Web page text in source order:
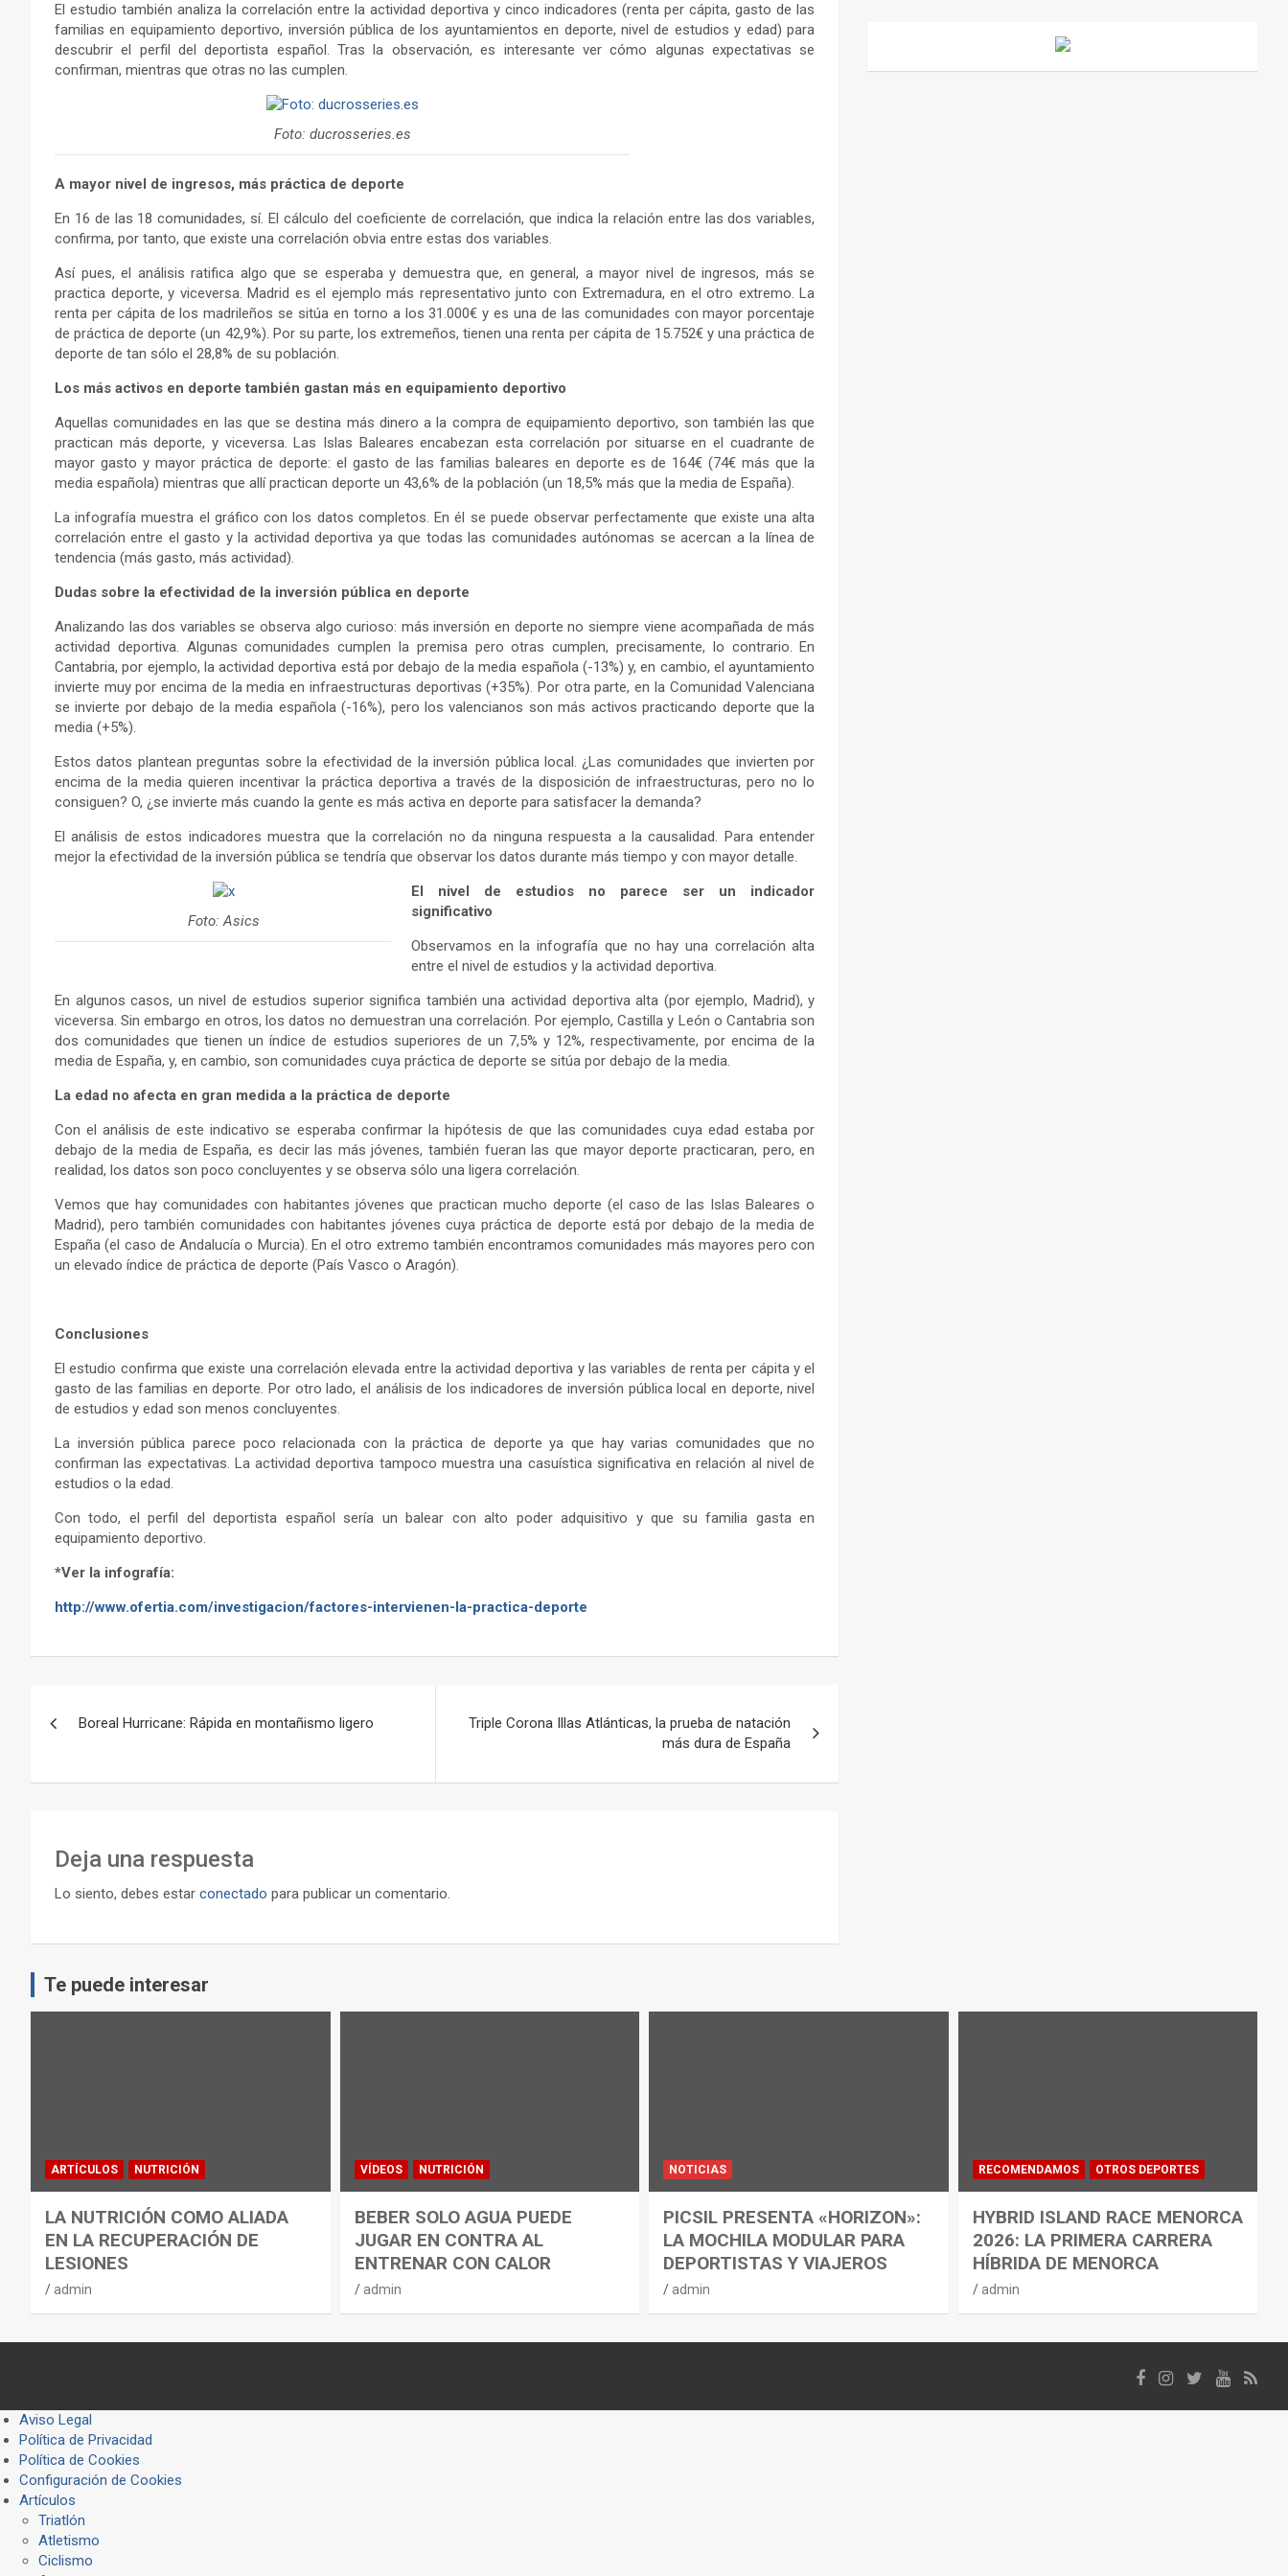
El estudio también analiza la correlación entre la actividad deportiva y cinco indicadores (renta per cápita, gasto de las
familias en equipamiento deportivo, inversión pública de los ayuntamientos en deporte, nivel de estudios y edad) para
descubrir el perfil del deportista español. Tras la observación, es interesante ver cómo algunas expectativas se
confirman, mientras que otras no las cumplen.
Foto: ducrosseries.es
A mayor nivel de ingresos, más práctica de deporte
En 16 de las 18 comunidades, sí. El cálculo del coeficiente de correlación, que indica la relación entre las dos variables,
confirma, por tanto, que existe una correlación obvia entre estas dos variables.
Así pues, el análisis ratifica algo que se esperaba y demuestra que, en general, a mayor nivel de ingresos, más se
practica deporte, y viceversa. Madrid es el ejemplo más representativo junto con Extremadura, en el otro extremo. La
renta per cápita de los madrileños se sitúa en torno a los 31.000€ y es una de las comunidades con mayor porcentaje
de práctica de deporte (un 42,9%). Por su parte, los extremeños, tienen una renta per cápita de 15.752€ y una práctica de
deporte de tan sólo el 28,8% de su población.
Los más activos en deporte también gastan más en equipamiento deportivo
Aquellas comunidades en las que se destina más dinero a la compra de equipamiento deportivo, son también las que
practican más deporte, y viceversa. Las Islas Baleares encabezan esta correlación por situarse en el cuadrante de
mayor gasto y mayor práctica de deporte: el gasto de las familias baleares en deporte es de 164€ (74€ más que la
media española) mientras que allí practican deporte un 43,6% de la población (un 18,5% más que la media de España).
La infografía muestra el gráfico con los datos completos. En él se puede observar perfectamente que existe una alta
correlación entre el gasto y la actividad deportiva ya que todas las comunidades autónomas se acercan a la línea de
tendencia (más gasto, más actividad).
Dudas sobre la efectividad de la inversión pública en deporte
Analizando las dos variables se observa algo curioso: más inversión en deporte no siempre viene acompañada de más
actividad deportiva. Algunas comunidades cumplen la premisa pero otras cumplen, precisamente, lo contrario. En
Cantabria, por ejemplo, la actividad deportiva está por debajo de la media española (-13%) y, en cambio, el ayuntamiento
invierte muy por encima de la media en infraestructuras deportivas (+35%). Por otra parte, en la Comunidad Valenciana
se invierte por debajo de la media española (-16%), pero los valencianos son más activos practicando deporte que la
media (+5%).
Estos datos plantean preguntas sobre la efectividad de la inversión pública local. ¿Las comunidades que invierten por
encima de la media quieren incentivar la práctica deportiva a través de la disposición de infraestructuras, pero no lo
consiguen? O, ¿se invierte más cuando la gente es más activa en deporte para satisfacer la demanda?
El análisis de estos indicadores muestra que la correlación no da ninguna respuesta a la causalidad. Para entender
mejor la efectividad de la inversión pública se tendría que observar los datos durante más tiempo y con mayor detalle.
Foto: Asics
El nivel de estudios no parece ser un indicador
significativo
Observamos en la infografía que no hay una correlación alta
entre el nivel de estudios y la actividad deportiva.
En algunos casos, un nivel de estudios superior significa también una actividad deportiva alta (por ejemplo, Madrid), y
viceversa. Sin embargo en otros, los datos no demuestran una correlación. Por ejemplo, Castilla y León o Cantabria son
dos comunidades que tienen un índice de estudios superiores de un 7,5% y 12%, respectivamente, por encima de la
media de España, y, en cambio, son comunidades cuya práctica de deporte se sitúa por debajo de la media.
La edad no afecta en gran medida a la práctica de deporte
Con el análisis de este indicativo se esperaba confirmar la hipótesis de que las comunidades cuya edad estaba por
debajo de la media de España, es decir las más jóvenes, también fueran las que mayor deporte practicaran, pero, en
realidad, los datos son poco concluyentes y se observa sólo una ligera correlación.
Vemos que hay comunidades con habitantes jóvenes que practican mucho deporte (el caso de las Islas Baleares o
Madrid), pero también comunidades con habitantes jóvenes cuya práctica de deporte está por debajo de la media de
España (el caso de Andalucía o Murcia). En el otro extremo también encontramos comunidades más mayores pero con
un elevado índice de práctica de deporte (País Vasco o Aragón).
Conclusiones
El estudio confirma que existe una correlación elevada entre la actividad deportiva y las variables de renta per cápita y el
gasto de las familias en deporte. Por otro lado, el análisis de los indicadores de inversión pública local en deporte, nivel
de estudios y edad son menos concluyentes.
La inversión pública parece poco relacionada con la práctica de deporte ya que hay varias comunidades que no
confirman las expectativas. La actividad deportiva tampoco muestra una casuística significativa en relación al nivel de
estudios o la edad.
Con todo, el perfil del deportista español sería un balear con alto poder adquisitivo y que su familia gasta en
equipamiento deportivo.
*Ver la infografía:
http://www.ofertia.com/investigacion/factores-intervienen-la-practica-deporte
entradas
Boreal Hurricane: Rápida en montañismo ligero
Triple Corona Illas Atlánticas, la prueba de natación
más dura de España
Deja una respuesta
Lo siento, debes estar conectado para publicar un comentario.
Te puede interesar
ARTÍCULOS NUTRICIÓN
LA NUTRICIÓN COMO ALIADA
EN LA RECUPERACIÓN DE
LESIONES
admin
VÍDEOS NUTRICIÓN
BEBER SOLO AGUA PUEDE
JUGAR EN CONTRA AL
ENTRENAR CON CALOR
admin
NOTICIAS
PICSIL PRESENTA «HORIZON»:
LA MOCHILA MODULAR PARA
DEPORTISTAS Y VIAJEROS
admin
RECOMENDAMOS OTROS DEPORTES
HYBRID ISLAND RACE MENORCA
2026: LA PRIMERA CARRERA
HÍBRIDA DE MENORCA
admin
Aviso Legal
Política de Privacidad
Política de Cookies
Configuración de Cookies
Artículos
Triatlón
Atletismo
Ciclismo